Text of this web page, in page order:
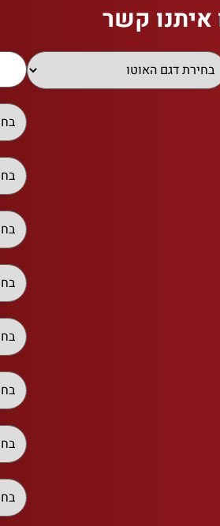
איתנו קשר